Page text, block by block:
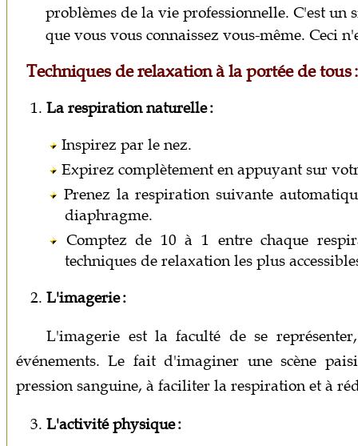
problèmes de la vie professionnelle. C'est un
que vous vous connaissez vous-même. Ceci
Techniques de relaxation à la portée de tous :
1. La respiration naturelle :
Inspirez par le nez.
Expirez complètement en appuyant sur
Prenez la respiration suivante
diaphragme.
Comptez de 10 à 1 entre chaque
techniques de relaxation les plus
2. L'imagerie :
L'imagerie est la faculté de se
événements. Le fait d'imaginer une scène
pression sanguine, à faciliter la respiration et à
3. L'activité physique :